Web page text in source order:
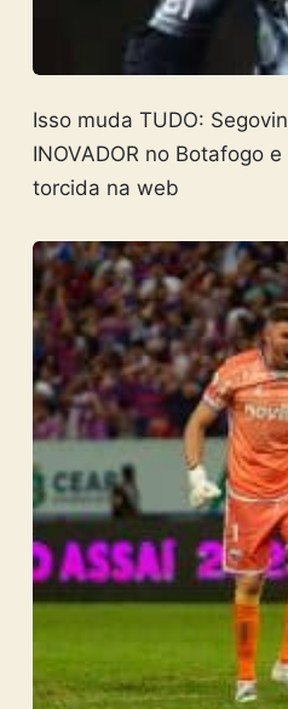
Isso muda TUDO:
INOVADOR no Botafogo
torcida na web